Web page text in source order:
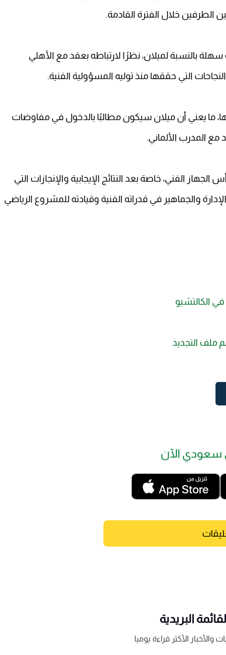
خلال الفترة القادمة.
بالنسبة لميلان، نظرًا لارتباطه بعقد مع الأهلي
التي حققها منذ توليه المسؤولية الفنية.
ما يعني أن ميلان سيكون مطالبًا بالدخول في مفاوضات
المدرب الألماني.
الفني، خاصة بعد النتائج الإيجابية والإنجازات التي
والجماهير في قدراته الفنية وقيادته للمشروع الرياضي
الكالتشيو
ملف التجديد
سعودي الآن
البريدية
الأكثر قراءة يوميا